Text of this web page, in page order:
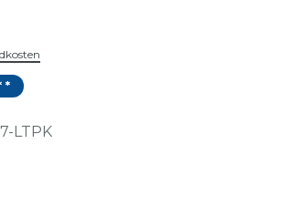
*
LTPK